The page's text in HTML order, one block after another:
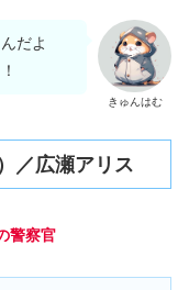
きゅんはむ
だよ
／広瀬アリス
警察官